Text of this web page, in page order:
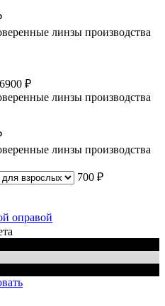
линзы производства
6900 ₽
линзы производства
линзы производства
700 ₽
оправой